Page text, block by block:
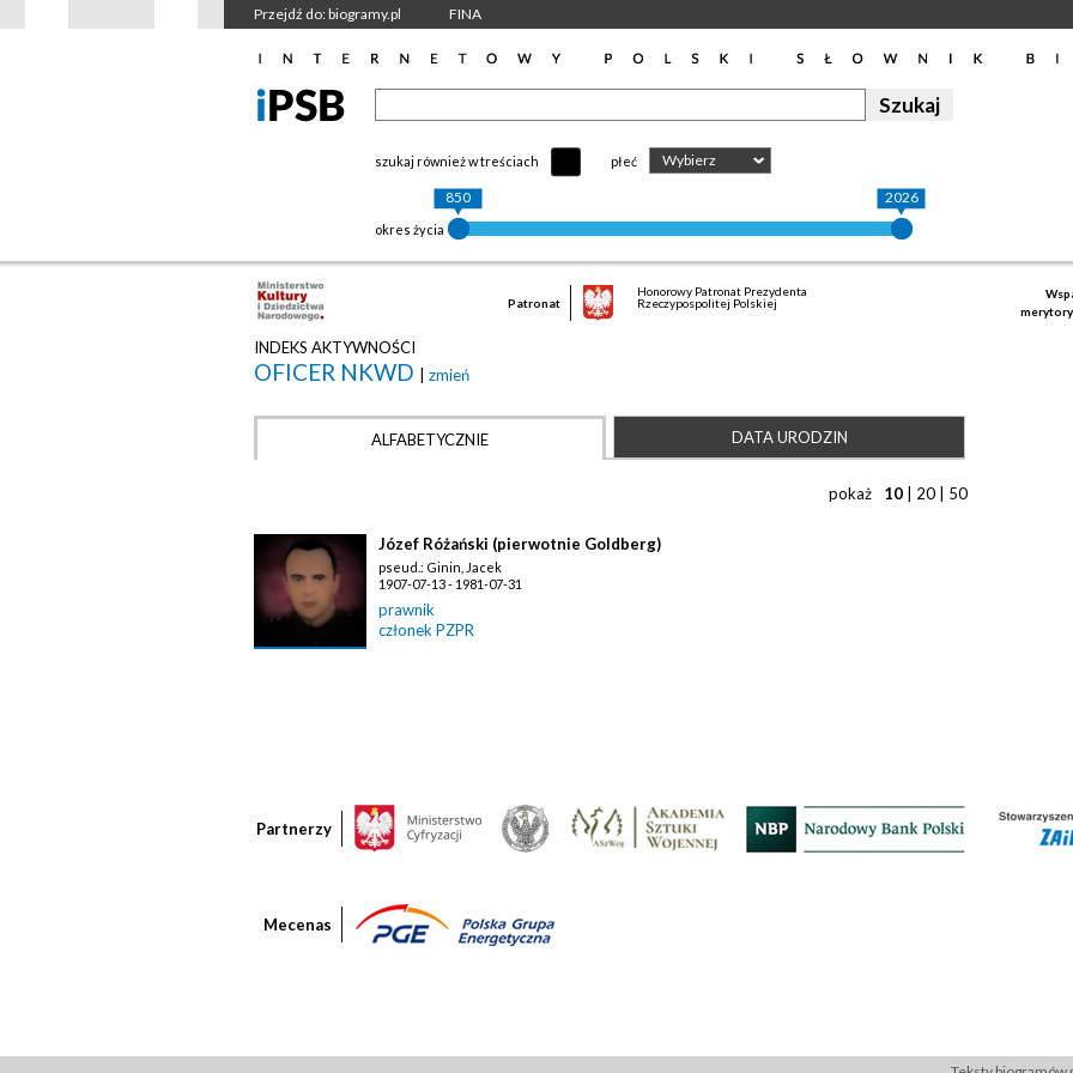
Przejdź do: biogramy.pl FINA
szukaj również w treściach płeć Wybierz
okres życia
850 2026
Patronat
Honorowy Patronat Prezydenta
Rzeczypospolitej Polskiej
INDEKS AKTYWNOŚCI
OFICER NKWD zmień
ALFABETYCZNIE DATA URODZIN
pokaż 10 20 50
Józef Różański (pierwotnie Goldberg)
pseud.: Ginin, Jacek
1907-07-13 - 1981-07-31
prawnik
członek PZPR
Partnerzy
Mecenas